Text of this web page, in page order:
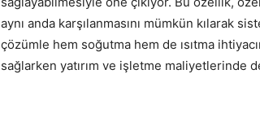
aynı anda karşılanmasını mümkün kılarak
çözümle hem soğutma hem de ısıtma
sağlarken yatırım ve işletme maliyetlerinde